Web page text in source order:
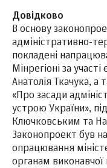
Довідково
В основу
адміністративно-
покладені
Мінрегіоні за
Анатолія Ткачука, а
«Про засади
устрою України»,
Ключковським та
Законопроект був
опрацювання
органам